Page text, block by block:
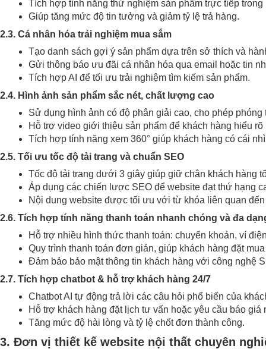
Tích hợp tính năng thử nghiệm sản phẩm trực tiếp
Giúp tăng mức độ tin tưởng và giảm tỷ lệ trả hàng.
2.3. Cá nhân hóa trải nghiệm mua sắm
Tạo danh sách gợi ý sản phẩm dựa trên sở thích và
Gửi thông báo ưu đãi cá nhân hóa qua email hoặc tin
Tích hợp AI để tối ưu trải nghiệm tìm kiếm sản phẩm.
2.4. Hình ảnh sản phẩm sắc nét, chất lượng cao
Sử dụng hình ảnh có độ phân giải cao, cho phép phóng
Hỗ trợ video giới thiệu sản phẩm để khách hàng hiểu
Tích hợp tính năng xem 360° giúp khách hàng có cái
2.5. Tối ưu tốc độ tải trang và chuẩn SEO
Tốc độ tải trang dưới 3 giây giúp giữ chân khách hàng
Áp dụng các chiến lược SEO để website đạt thứ hạng
Nội dung website được tối ưu với từ khóa liên quan
2.6. Tích hợp tính năng thanh toán nhanh chóng và đa
Hỗ trợ nhiều hình thức thanh toán: chuyển khoản, ví
Quy trình thanh toán đơn giản, giúp khách hàng đặt
Đảm bảo bảo mật thông tin khách hàng với công nghệ
2.7. Tích hợp chatbot & hỗ trợ khách hàng 24/7
Chatbot AI tự động trả lời các câu hỏi phổ biến của
Hỗ trợ khách hàng đặt lịch tư vấn hoặc yêu cầu báo giá
Tăng mức độ hài lòng và tỷ lệ chốt đơn thành công.
3. Đơn vị thiết kế website nội thất chuyên